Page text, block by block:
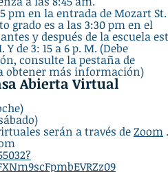
pm en la entrada de Mozart St.
grado es a las 3:30 pm en el
y después de la escuela
de 3: 15 a 6 p. M. (Debe
consulte la pestaña de
obtener más información)
Abierta Virtual
serán a través deZoom .